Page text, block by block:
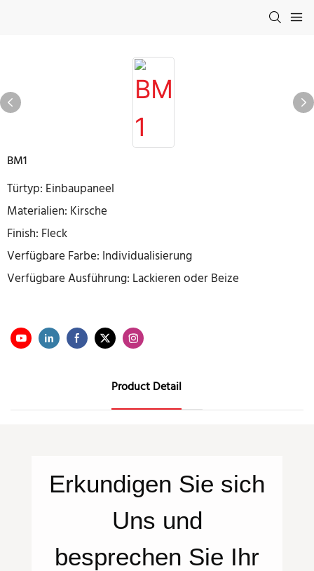
BM1
Türtyp: Einbaupaneel
Materialien: Kirsche
Finish: Fleck
Verfügbare Farbe: Individualisierung
Verfügbare Ausführung: Lackieren oder Beize
Product Detail
Erkundigen Sie sich
Uns und
besprechen Sie Ihr